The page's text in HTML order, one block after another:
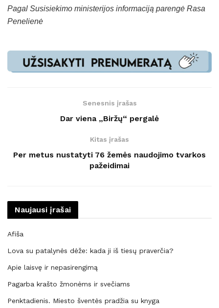
Pagal Susisiekimo ministerijos informaciją parengė Rasa
Penelienė
Senesnis įrašas
Dar viena „Biržų“ pergalė
Kitas įrašas
Per metus nustatyti 76 žemės naudojimo tvarkos
pažeidimai
Naujausi įrašai
Afiša
Lova su patalynės dėže: kada ji iš tiesų praverčia?
Apie laisvę ir nepasirengimą
Pagarba krašto žmonėms ir svečiams
Penktadienis. Miesto šventės pradžia su knyga